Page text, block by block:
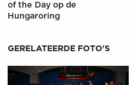
of the Day op de
Hungaroring
GERELATEERDE FOTO'S